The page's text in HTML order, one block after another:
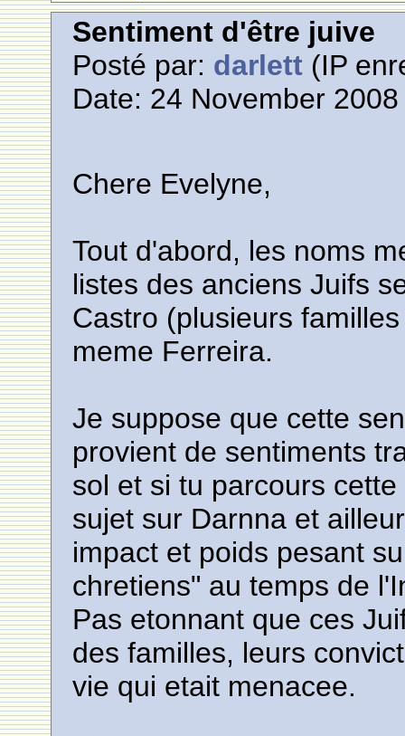
Sentiment d'être juive
Posté par: darlett (IP
Date: 24 November
Chere Evelyne,
Tout d'abord, les noms
listes des anciens Juifs
Castro (plusieurs
meme Ferreira.
Je suppose que cette
provient de sentiments
sol et si tu parcours
sujet sur Darnna et
impact et poids pesant
chretiens" au temps de
Pas etonnant que ces
des familles, leurs
vie qui etait menacee.